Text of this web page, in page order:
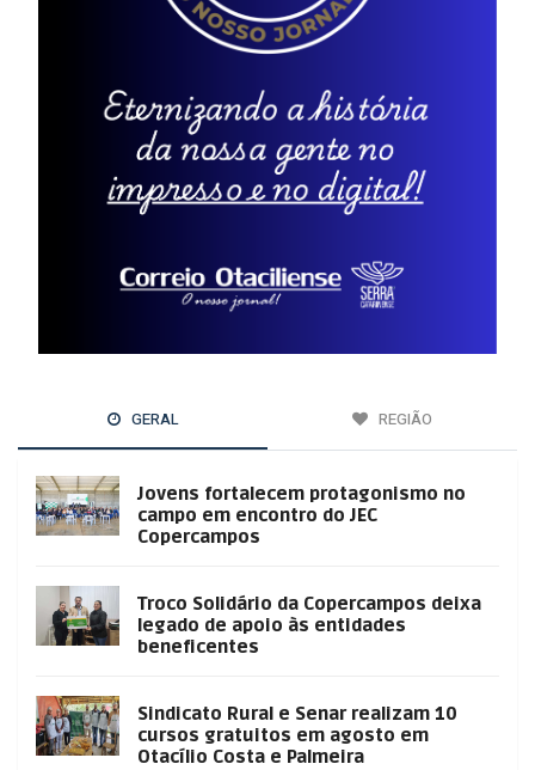
GERAL REGIÃO
Jovens fortalecem protagonismo no
campo em encontro do JEC
Copercampos
Troco Solidário da Copercampos deixa
legado de apoio às entidades
beneficentes
Sindicato Rural e Senar realizam 10
cursos gratuitos em agosto em
Otacílio Costa e Palmeira